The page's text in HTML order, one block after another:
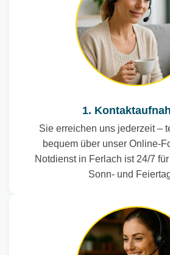
1.
Sie erreichen uns jederzeit –
bequem über unser Online-
Notdienst in Ferlach ist 24/7
Sonn- und